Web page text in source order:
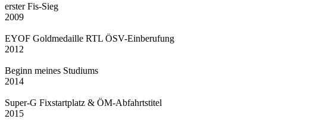
erster Fis-Sieg
2009
EYOF Goldmedaille RTL ÖSV-Einberufung
2012
Beginn meines Studiums
2014
Super-G Fixstartplatz & ÖM-Abfahrtstitel
2015